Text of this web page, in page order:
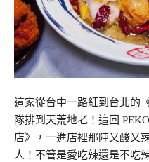
這家從台中一路紅到台北的
隊排到天荒地老！這回
店》，一進店裡那陣又酸又
人！不管是愛吃辣還是不吃